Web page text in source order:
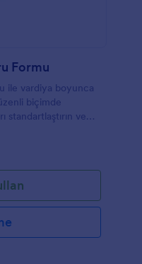
Formu
ile vardiya boyunca
biçimde
standartlaştırın ve